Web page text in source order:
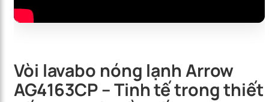
Vòi lavabo nóng lạnh Arrow
AG4163CP – Tinh tế trong thiết